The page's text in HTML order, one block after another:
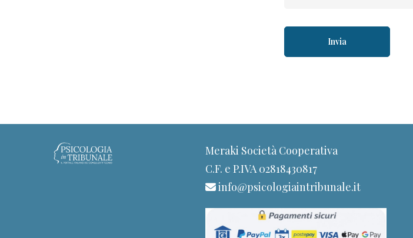
Meraki Società Cooperativa
C.F. e P.IVA 02818430817
info@psicologiaintribunale.it